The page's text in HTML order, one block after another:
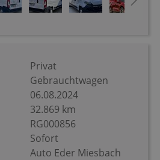
Privat
Gebrauchtwagen
06.08.2024
32.869 km
RG000856
Sofort
Auto Eder Miesbach